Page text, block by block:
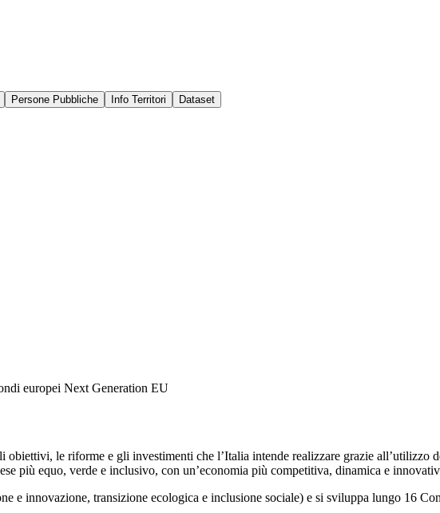
Persone Pubbliche Info Territori Dataset
europei Next Generation EU
obiettivi, le riforme e gli investimenti che l’Italia intende realizzare grazie all’utilizzo
più equo, verde e inclusivo, con un’economia più competitiva, dinamica e
e innovazione, transizione ecologica e inclusione sociale) e si sviluppa lungo 16